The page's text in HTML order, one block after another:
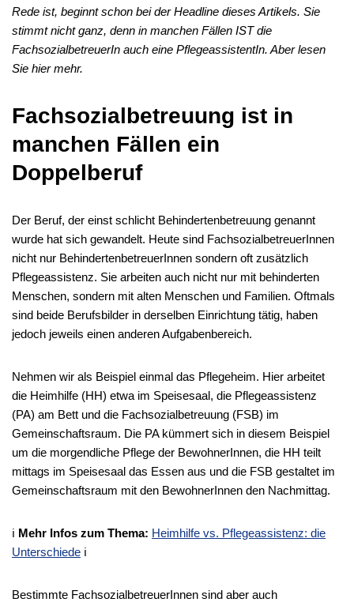
Rede ist, beginnt schon bei der Headline dieses Artikels. Sie
stimmt nicht ganz, denn in manchen Fällen IST die
FachsozialbetreuerIn auch eine PflegeassistentIn. Aber lesen
Sie hier mehr.
Fachsozialbetreuung ist in
manchen Fällen ein
Doppelberuf
Der Beruf, der einst schlicht Behindertenbetreuung genannt
wurde hat sich gewandelt. Heute sind FachsozialbetreuerInnen
nicht nur BehindertenbetreuerInnen sondern oft zusätzlich
Pflegeassistenz. Sie arbeiten auch nicht nur mit behinderten
Menschen, sondern mit alten Menschen und Familien. Oftmals
sind beide Berufsbilder in derselben Einrichtung tätig, haben
jedoch jeweils einen anderen Aufgabenbereich.
Nehmen wir als Beispiel einmal das Pflegeheim. Hier arbeitet
die Heimhilfe (HH) etwa im Speisesaal, die Pflegeassistenz
(PA) am Bett und die Fachsozialbetreuung (FSB) im
Gemeinschaftsraum. Die PA kümmert sich in diesem Beispiel
um die morgendliche Pflege der BewohnerInnen, die HH teilt
mittags im Speisesaal das Essen aus und die FSB gestaltet im
Gemeinschaftsraum mit den BewohnerInnen den Nachmittag.
ℹ️ Mehr Infos zum Thema: Heimhilfe vs. Pflegeassistenz: die
Unterschiede ℹ️
Bestimmte FachsozialbetreuerInnen sind aber auch